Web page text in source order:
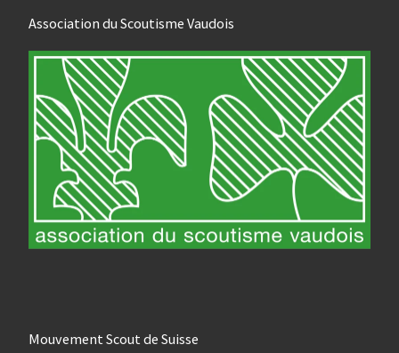
Association du Scoutisme Vaudois
Mouvement Scout de Suisse